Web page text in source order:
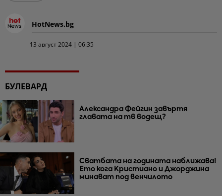
HotNews.bg
13 август 2024 | 06:35
БУЛЕВАРД
Александра Фейгин завъртя
главата на тв водещ?
Сватбата на годината наближава!
Ето кога Кристиано и Джорджина
минават под венчилото